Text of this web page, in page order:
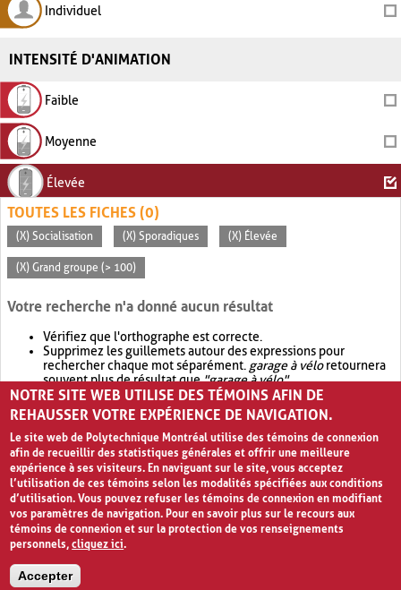
Individuel
INTENSITÉ D'ANIMATION
Faible
Moyenne
Élevée
TOUTES LES FICHES (0)
(X) Socialisation (X) Sporadiques (X) Élevée
(X) Grand groupe (> 100)
Votre recherche n'a donné aucun résultat
Vérifiez que l'orthographe est correcte.
Supprimez les guillemets autour des expressions pour
rechercher chaque mot séparément. garage à véloretournera
souvent plus de résultat que"garage à vélo".
Envisagez d'élargir votre recherche avec OR.garage OR vélo
retournera souvent plus de résultat quegarage à vélo
NOTRE SITE WEB UTILISE DES TÉMOINS AFIN DE
REHAUSSER VOTRE EXPÉRIENCE DE NAVIGATION.
Le site web de Polytechnique Montréal utilise des témoins de connexion
afin de recueillir des statistiques générales et offrir une meilleure
expérience à ses visiteurs. En naviguant sur le site, vous acceptez
l’utilisation de ces témoins selon les modalités spécifiées aux conditions
d’utilisation. Vous pouvez refuser les témoins de connexion en modifiant
vos paramètres de navigation. Pour en savoir plus sur le recours aux
témoins de connexion et sur la protection de vos renseignements
personnels,cliquez ici.
Accepter